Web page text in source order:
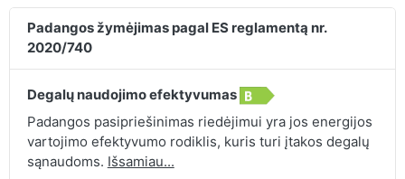
Padangos žymėjimas pagal ES reglamentą nr.
2020/740
Degalų naudojimo efektyvumas
Padangos pasipriešinimas riedėjimui yra jos energijos
vartojimo efektyvumo rodiklis, kuris turi įtakos degalų
sąnaudoms. Išsamiau...